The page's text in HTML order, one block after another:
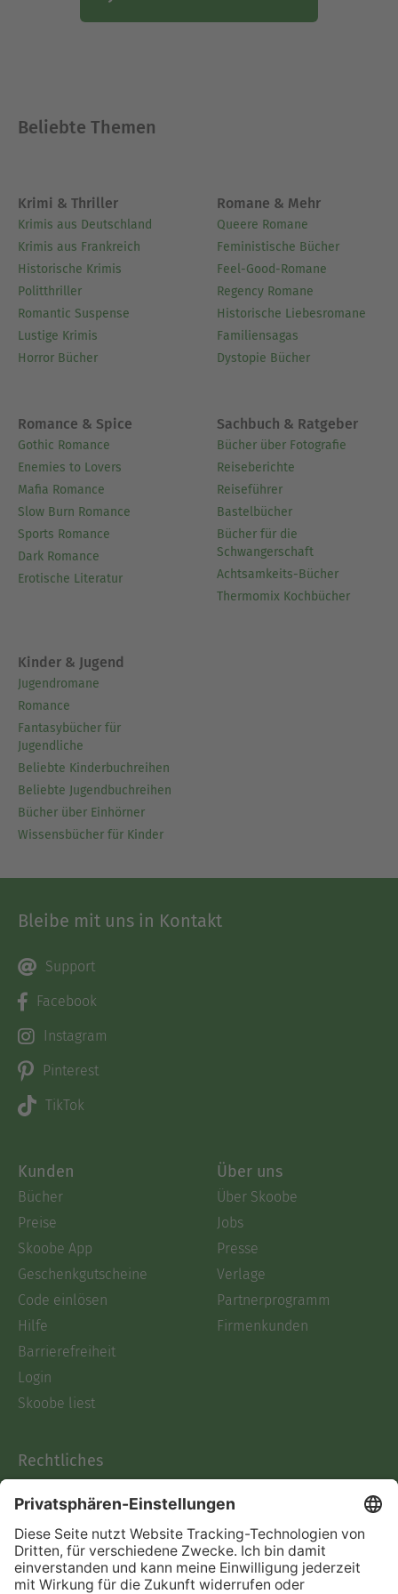
„Wer hat Hänsel wachgeküsst“
„Suche Hose, biete Rock“
„Liebe im Doppelpack“
„Lea lernt fliegen“
„Lea küsst wie keine andere“
„Väter und andere Helden“
„Herz oder Knete“
„Verlieben für Anfänger“
„Liebesgöttin zum halben Preis“
„Schmusekatze auf Abwegen“
„Absoluter Affentanz“
„Rosarote Hundstage“
„Die Liebesformel: Ann-Sophie und der
Schokoladenmann“
„Die Liebesformel: Anja und der Grüntee-Prinz“
„Die Liebesformel: Tamara und der Mann mit der
Peitsche“
„Die Liebesformel: Susan und der Gentleman mit
amore“
Beliebte Themen
Krimi & Thriller
Krimis aus Deutschland
Krimis aus Frankreich
Historische Krimis
Politthriller
Romantic Suspense
Lustige Krimis
Horror Bücher
Romane & Mehr
Queere Romane
Feministische Bücher
Feel-Good-Romane
Regency Romane
Historische Liebesromane
Familiensagas
Dystopie Bücher
Romance & Spice
Gothic Romance
Enemies to Lovers
Mafia Romance
Slow Burn Romance
Sports Romance
Dark Romance
Erotische Literatur
Sachbuch & Ratgeber
Bücher über Fotografie
Reiseberichte
Reiseführer
Bastelbücher
Bücher für die
Schwangerschaft
Achtsamkeits-Bücher
Thermomix Kochbücher
Kinder & Jugend
Jugendromane
Romance
Fantasybücher für
Jugendliche
Beliebte Kinderbuchreihen
Beliebte Jugendbuchreihen
Bücher über Einhörner
Wissensbücher für Kinder
Bleibe mit uns in Kontakt
Support
Facebook
Instagram
Pinterest
TikTok
Kunden
Bücher
Preise
Skoobe App
Geschenkgutscheine
Code einlösen
Hilfe
Barrierefreiheit
Login
Skoobe liest
Über uns
Über Skoobe
Jobs
Presse
Verlage
Partnerprogramm
Firmenkunden
Rechtliches
AGB
Informationen nach Data
Act
Verträge hier kündigen